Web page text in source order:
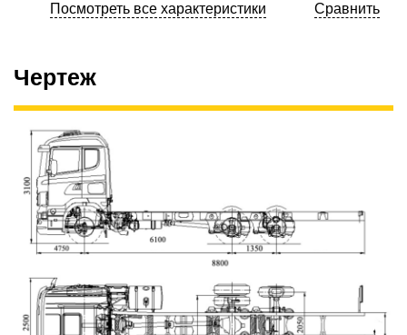
Посмотреть все характеристики Сравнить
Чертеж